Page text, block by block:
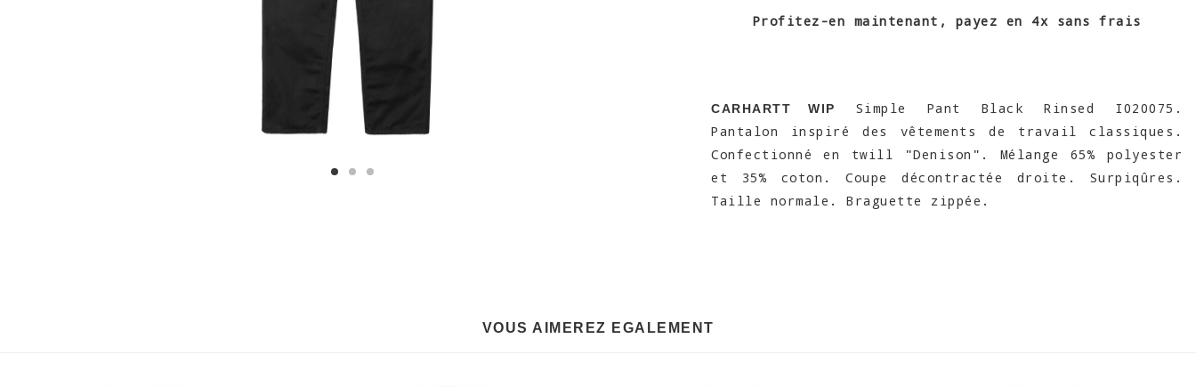
Profitez-en maintenant, payez en 4x sans frais
CARHARTT WIP
Simple Pant Black Rinsed I020075.
Pantalon inspiré des vêtements de travail classiques.
Confectionné en twill "Denison". Mélange 65% polyester
et 35% coton. Coupe décontractée droite. Surpiqûres.
Taille normale. Braguette zippée.
VOUS AIMEREZ EGALEMENT